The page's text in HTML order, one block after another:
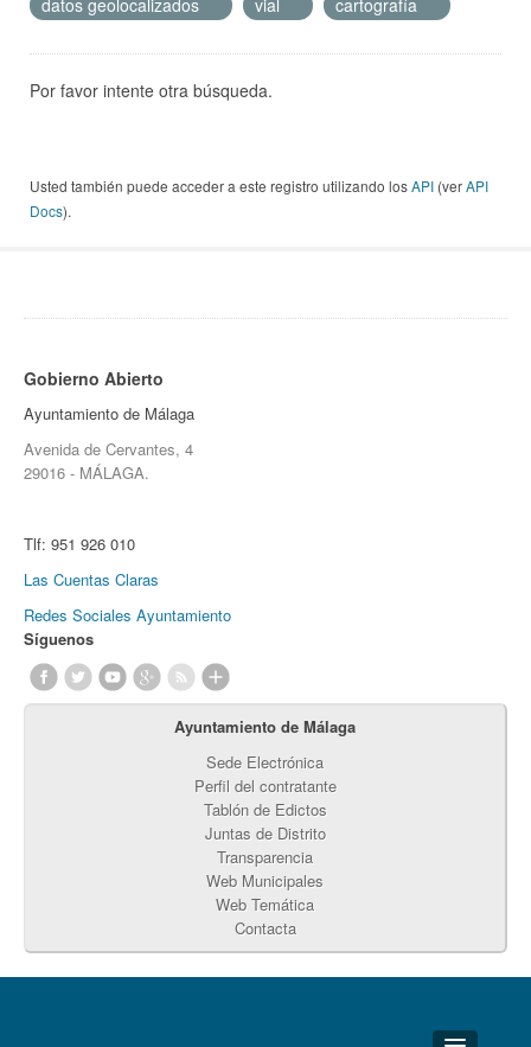
datos geolocalizados
vial cartografía
Por favor intente otra búsqueda.
Usted también puede acceder a este registro utilizando losAPI (verAPI
Docs).
Gobierno Abierto
Ayuntamiento de Málaga
Avenida de Cervantes, 4
29016 - MÁLAGA.
Tlf: 951 926 010
Las Cuentas Claras
Redes Sociales Ayuntamiento
Síguenos
Ayuntamiento de Málaga
Sede Electrónica
Perfil del contratante
Tablón de Edictos
Juntas de Distrito
Transparencia
Web Municipales
Web Temática
Contacta